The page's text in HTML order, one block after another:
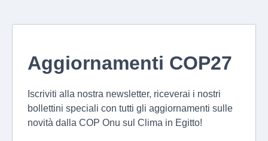
Aggiornamenti COP27
Iscriviti alla nostra newsletter, riceverai i nostri
bollettini speciali con tutti gli aggiornamenti sulle
novità dalla COP Onu sul Clima in Egitto!